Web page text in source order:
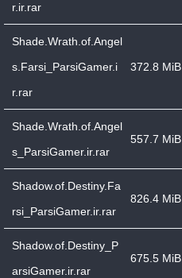
r.ir.rar
Shade.Wrath.of.Angel
s.Farsi_ParsiGamer.i
r.rar
372.8 MiB
Shade.Wrath.of.Angel
s_ParsiGamer.ir.rar
557.7 MiB
Shadow.of.Destiny.Fa
rsi_ParsiGamer.ir.rar
826.4 MiB
Shadow.of.Destiny_P
arsiGamer.ir.rar
675.5 MiB